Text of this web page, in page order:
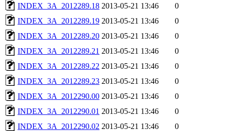
INDEX_3A_2012289.18 2013-05-21 13:46
0
INDEX_3A_2012289.19 2013-05-21 13:46
0
INDEX_3A_2012289.20 2013-05-21 13:46
0
INDEX_3A_2012289.21 2013-05-21 13:46
0
INDEX_3A_2012289.22 2013-05-21 13:46
0
INDEX_3A_2012289.23 2013-05-21 13:46
0
INDEX_3A_2012290.00 2013-05-21 13:46
0
INDEX_3A_2012290.01 2013-05-21 13:46
0
INDEX_3A_2012290.02 2013-05-21 13:46
0